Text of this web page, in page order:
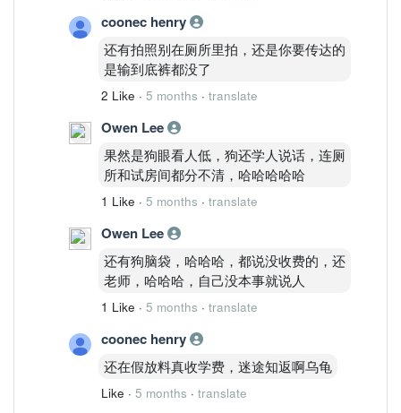
MACD 再次翻多
Stoch 进入强区
短线：
仍有一段惯性冲刺。
30m
出现短线钝化
说明：
短线会有回踩，但不会改变趋势。
三、关键价位
价格
短支撑
14.10
结构支撑
13.80
13.50
第一压力
14.50
coonec henry
还有拍照别在厕所里拍，还是你要传达的
是输到底裤都没了
2 Like · 5 months · translate
Owen Lee
果然是狗眼看人低，狗还学人说话，连厕
所和试房间都分不清，哈哈哈哈哈
1 Like · 5 months · translate
Owen Lee
还有狗脑袋，哈哈哈，都说没收费的，还
老师，哈哈哈，自己没本事就说人
1 Like · 5 months · translate
coonec henry
还在假放料真收学费，迷途知返啊乌龟
Like · 5 months · translate